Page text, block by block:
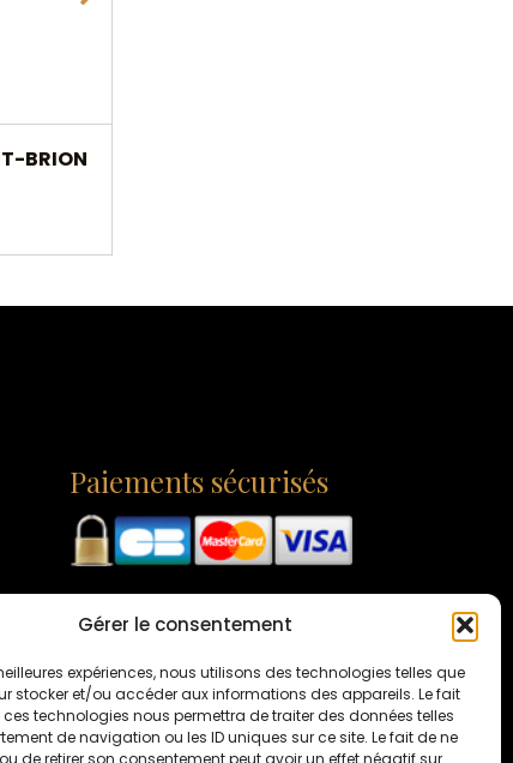
Gérer le consentement
expériences, nous utilisons des technologies telles que
stocker et/ou accéder aux informations des appareils. Le fait
technologies nous permettra de traiter des données telles
de navigation ou les ID uniques sur ce site. Le fait de ne
de retirer son consentement peut avoir un effet négatif sur
BRION
Paiements sécurisés